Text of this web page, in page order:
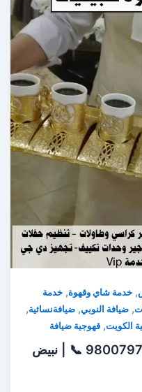
, خدمة شاي وقهوة, خدمة
, ضيافة النوبي, ضيافةنسائية,
الكويت, قهوجية ضيافة
خدمة شاي وقهوة فلبينيات 98007976 📞 | نبيض